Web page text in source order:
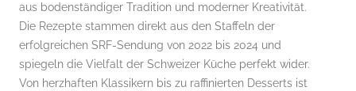
aus bodenständiger Tradition und moderner Kreativität.
Die Rezepte stammen direkt aus den Staffeln der
erfolgreichen SRF-Sendung von 2022 bis 2024 und
spiegeln die Vielfalt der Schweizer Küche perfekt wider.
Von herzhaften Klassikern bis zu raffinierten Desserts ist